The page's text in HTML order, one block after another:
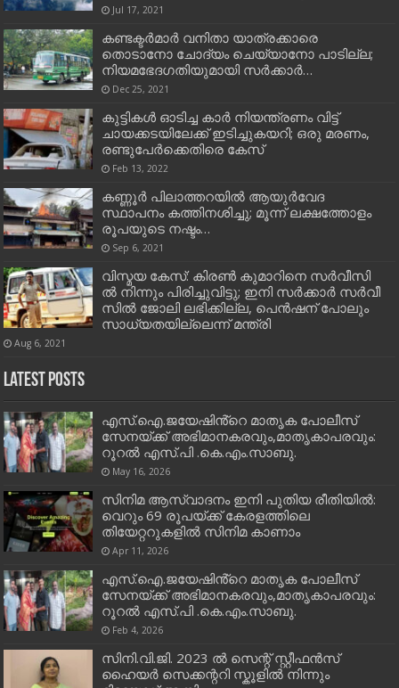
Jul 17, 2021
കണ്ടക്ടർമാർ വനിതാ യാത്രക്കാരെ
തൊടാനോ ചോദ്യം ചെയ്യാനോ പാടില്ല;
നിയമഭേദഗതിയുമായി സർക്കാർ…
Dec 25, 2021
കുട്ടികള്‍ ഓടിച്ച കാര്‍ നിയന്ത്രണം വിട്ട്
ചായക്കടയിലേക്ക് ഇടിച്ചുകയറി; ഒരു മരണം,
രണ്ടുപേര്‍ക്കെതിരെ കേസ്
Feb 13, 2022
കണ്ണൂര്‍ പിലാത്തറയില്‍ ആയുര്‍വേദ
സ്ഥാപനം കത്തിനശിച്ചു; മൂന്ന് ലക്ഷത്തോളം
രൂപയുടെ നഷ്ടം…
Sep 6, 2021
വി​സ്മ​യ കേ​സ്: കി​ര​ണ്‍ കു​മാ​റി​നെ സ​ര്‍​വീ​സി​
ല്‍ നി​ന്നും പി​രി​ച്ചു​വി​ട്ടു; ഇ​നി സ​ര്‍​ക്കാ​ര്‍ സ​ര്‍​വീ​
സി​ല്‍ ജോ​ലി ല​ഭി​ക്കി​ല്ല, പെ​ന്‍​ഷ​ന് പോ​ലും
സാ​ധ്യ​ത​യി​ല്ലെ​ന്ന് മ​ന്ത്രി
Aug 6, 2021
Latest Posts
എസ്.ഐ.ജയേഷിൻ്റെ മാതൃക പോലീസ്
സേനയ്ക്ക് അഭിമാനകരവും,മാതൃകാപരവും:
റൂറൽ എസ്.പി .കെ.എം.സാബു.
May 16, 2026
സിനിമ ആസ്വാദനം ഇനി പുതിയ രീതിയിൽ:
വെറും 69 രൂപയ്ക്ക് കേരളത്തിലെ
തിയേറ്ററുകളിൽ സിനിമ കാണാം
Apr 11, 2026
എസ്.ഐ.ജയേഷിൻ്റെ മാതൃക പോലീസ്
സേനയ്ക്ക് അഭിമാനകരവും,മാതൃകാപരവും:
റൂറൽ എസ്.പി .കെ.എം.സാബു.
Feb 4, 2026
സിനി.വി.ജി. 2023 ൽ സെന്റ് സ്റ്റീഫൻസ്
ഹൈയർ സെക്കന്ററി സ്കൂളിൽ നിന്നും